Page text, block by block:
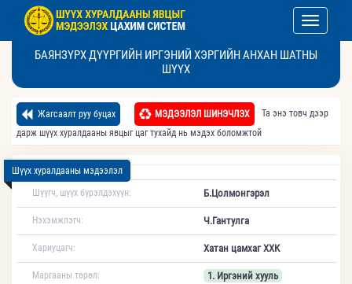
Toggle
БАЯНЗҮРХ ДҮҮРГИЙН ИРГЭНИЙ ХЭРГИЙН АНХАН ШАТНЫ
ШҮҮХ
Жагсаалт руу буцах МЭДЭЭЛЭЛ ШИНЭЧЛЭХ
Та энэ товч дээр
дарж шүүх хуралдааны явцыг цаг тухайд нь мэдэх боломжтой
Шүүх хуралдааны мэдээлэл
Шүүгч, шүүх бүрэлдэхүүн:
Б.Цолмонгэрэл
Нэхэмжлэгч: Ч.Гантулга
Хариуцагч: Хатан цамхаг ХХК
Маргааны төрөл: 1. Иргэний хууль